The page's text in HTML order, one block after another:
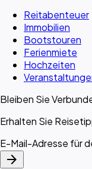
Reitabenteuer
Immobilien
Bootstouren
Ferienmiete
Hochzeiten
Bleiben Sie
Erhalten Sie
E-Mail-Adresse für
arrow_forward